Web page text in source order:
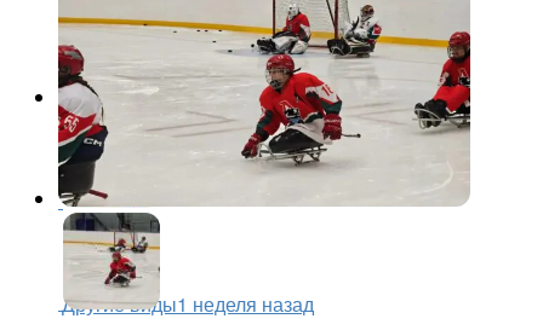
Другие виды1 неделя назад